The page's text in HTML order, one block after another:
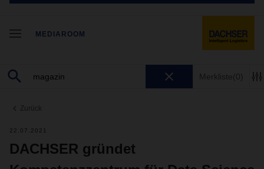
MEDIAROOM
Merkliste(0)
Zurück
22.07.2021
DACHSER gründet